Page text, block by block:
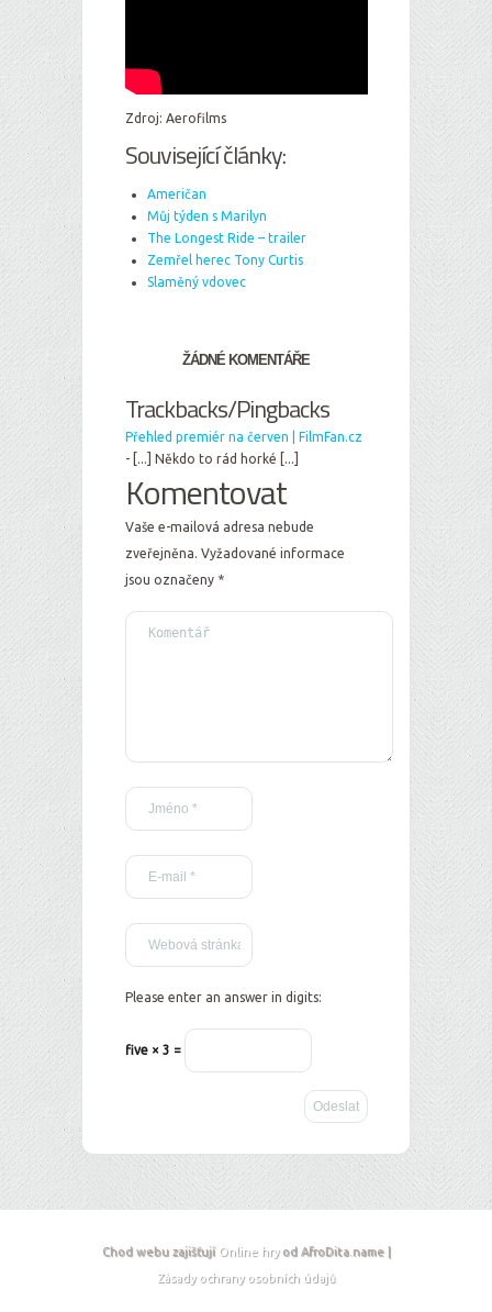
Zdroj: Aerofilms
Související články:
Američan
Můj týden s Marilyn
The Longest Ride – trailer
Zemřel herec Tony Curtis
Slaměný vdovec
ŽÁDNÉ KOMENTÁŘE
Trackbacks/Pingbacks
Přehled premiér na červen | FilmFan.cz
- [...] Někdo to rád horké [...]
Komentovat
Vaše e-mailová adresa nebude
zveřejněna. Vyžadované informace
jsou označeny *
Please enter an answer in digits:
five × 3 =
Chod webu zajišťují Online hryod AfroDita.name |
Zásady ochrany osobních údajů